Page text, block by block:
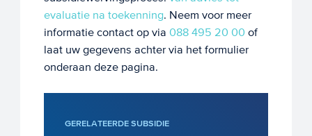
evaluatie na toekenning. Neem voor meer
informatie contact op via 088 495 20 00 of
laat uw gegevens achter via het formulier
onderaan deze pagina.
GERELATEERDE SUBSIDIE